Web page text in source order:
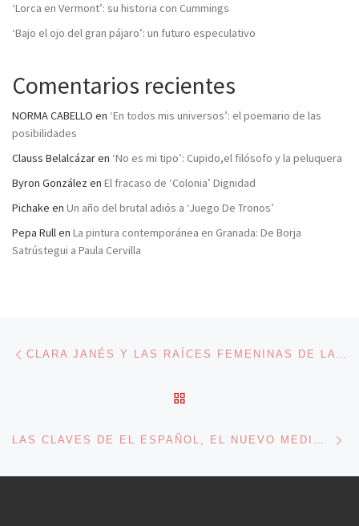
‘Lorca en Vermont’: su historia con Cummings
‘Bajo el ojo del gran pájaro’: un futuro especulativo
Comentarios recientes
NORMA CABELLO en ‘En todos mis universos’: el poemario de las
posibilidades
Clauss Belalcázaren ‘No es mi tipo’: Cupido,el filósofo y la peluquera
Byron González en El fracaso de ‘Colonia’ Dignidad
Pichake en Un año del brutal adiós a ‘Juego De Tronos’
Pepa Rullen La pintura contemporánea en Granada: De Borja
Satrústegui a Paula Cervilla
Navegación de entradas CLARA JANÉS Y LAS RAÍCES FEMENINAS DE LA LITERATURA